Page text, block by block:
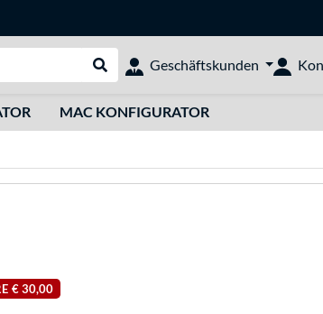
Suche durchführen
Geschäftskunden
MAC KONFIGURATOR
€ 30,00